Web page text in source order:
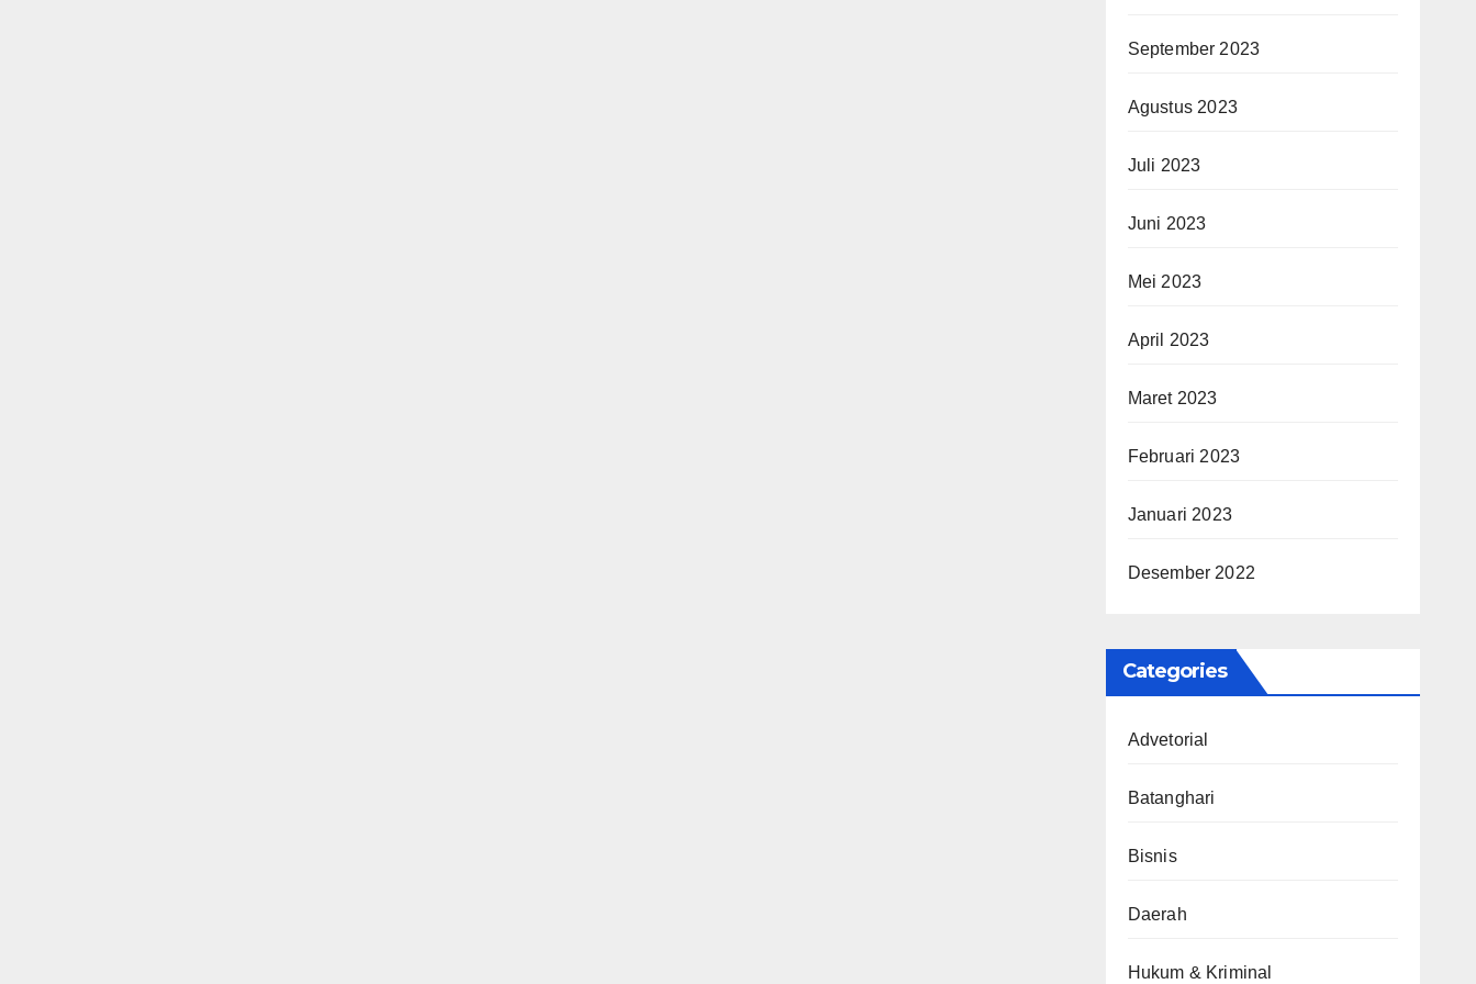
September 2023
Agustus 2023
Juli 2023
Juni 2023
Mei 2023
April 2023
Maret 2023
Februari 2023
Januari 2023
Desember 2022
Categories
Advetorial
Batanghari
Bisnis
Daerah
Hukum & Kriminal